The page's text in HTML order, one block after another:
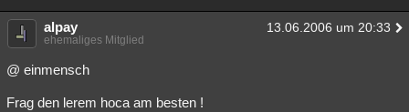
alpay 13.06.2006 um 20:33
ehemaliges Mitglied
@ einmensch
Frag den lerem hoca am besten !